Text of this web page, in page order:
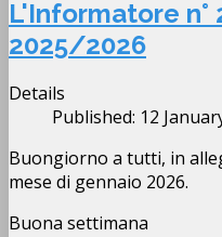
L'Informatore n°
2025/2026
Details
Published: 12
Buongiorno a tutti, in
mese di gennaio 2026.
Buona settimana